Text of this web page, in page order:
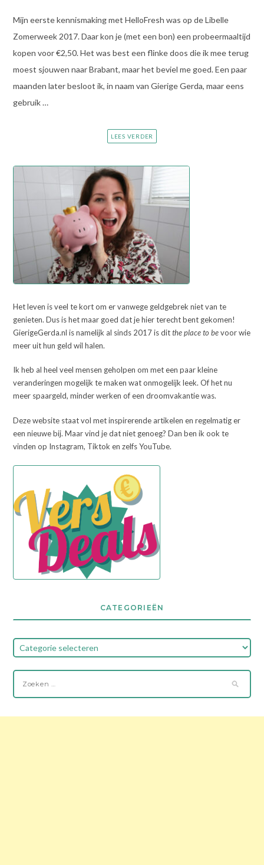
Mijn eerste kennismaking met HelloFresh was op de Libelle
Zomerweek 2017. Daar kon je (met een bon) een probeermaaltijd
kopen voor €2,50. Het was best een flinke doos die ik mee terug
moest sjouwen naar Brabant, maar het beviel me goed. Een paar
maanden later besloot ik, in naam van Gierige Gerda, maar eens
gebruik …
LEES VERDER
Het leven is veel te kort om er vanwege geldgebrek niet van te
genieten. Dus is het maar goed dat je hier terecht bent gekomen!
GierigeGerda.nl is namelijk al sinds 2017 is ditthe place to bevoor wie
meer uit hun geld wil halen.
Ik heb al heel veel mensen geholpen om met een paar kleine
veranderingen mogelijk te maken wat onmogelijk leek. Of het nu
meer spaargeld, minder werken of een droomvakantie was.
Deze website staat vol met inspirerende artikelen en regelmatig er
een nieuwe bij. Maar vind je dat niet genoeg? Dan ben ik ook te
vinden op Instagram, Tiktok en zelfs YouTube.
CATEGORIEËN